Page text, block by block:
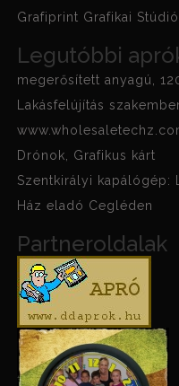
Grafiprint Grafikai
Legutóbbi
megerősített anyagú,
Lakásfelújítás
Drónok, Grafikus kárt
Szentkirályi kapálógép:
Ház eladó Cegléden
Partneroldalak